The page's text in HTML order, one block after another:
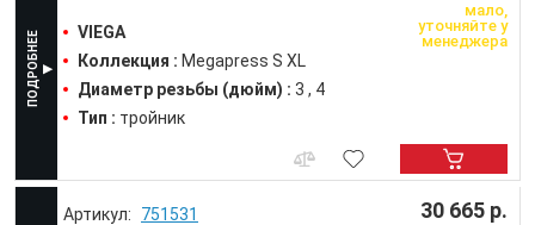
VIEGA
Коллекция : Megapress S XL
Диаметр резьбы (дюйм) : 3
4
Тип : тройник
мало,
уточняйте у
менеджера
751531 30 665 р.